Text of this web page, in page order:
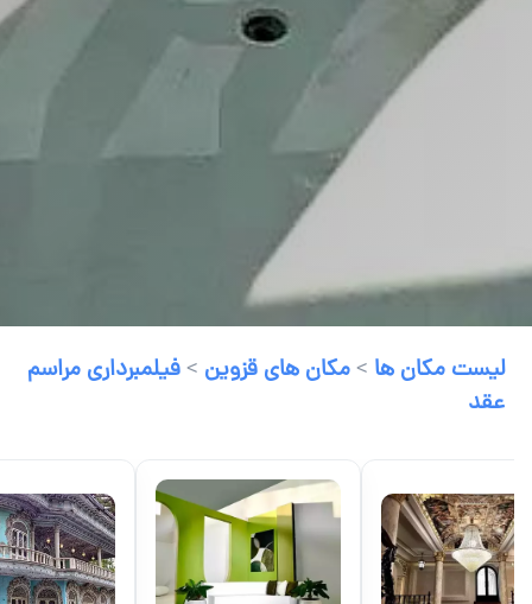
لیست مکان ها >مکان های قزوین >فیلمبرداری مراسم
عقد